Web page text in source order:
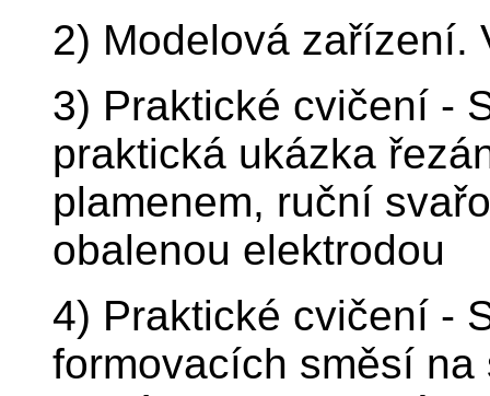
2) Modelová zařízení.
3) Praktické cvičení -
praktická ukázka
plamenem, ruční
obalenou elektrodou
4) Praktické cvičení -
formovacích směsí